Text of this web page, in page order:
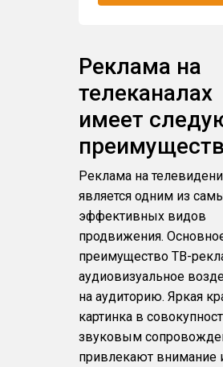
Реклама на
телеканалах
имеет
Реклама на
является одним из
эффективных видов
продвижения.
преимущество ТВ-
аудиовизуальное
на аудиторию. Яркая
картинка в
звуковым
привлекают внимание